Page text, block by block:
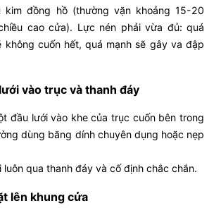
kim đồng hồ (thường vặn khoảng 15-20
cao cửa). Lực nén phải vừa đủ: quá
không cuốn hết, quá mạnh sẽ gây va đập
vào trục và thanh đáy
đầu lưới vào khe của trục cuốn bên trong
dùng băng dính chuyên dụng hoặc nẹp
luôn qua thanh đáy và cố định chắc chắn.
lên khung cửa